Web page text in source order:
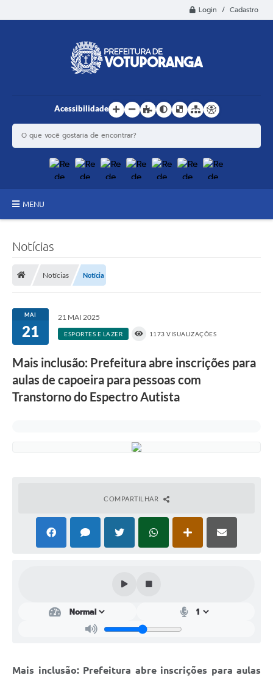
Login / Cadastro
Acessibilidade
MENU
A História
Notícias
Diário Oficial
Prestação de Contas
Contas Públicas
Audiências Públicas
Notícias
Notícias Notícia
MAI
21
21 MAI 2025
ESPORTES E LAZER 1173 VISUALIZAÇÕES
Mais inclusão: Prefeitura abre inscrições para
aulas de capoeira para pessoas com
Transtorno do Espectro Autista
COMPARTILHAR
Mais inclusão: Prefeitura abre inscrições para aulas